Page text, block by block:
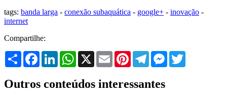
tags: banda larga - conexão subaquática - google+ - inovação -
internet
Compartilhe:
Share FacebookLinkedInWhatsApp
X Email PinterestTelegramMessenger
Outros conteúdos interessantes